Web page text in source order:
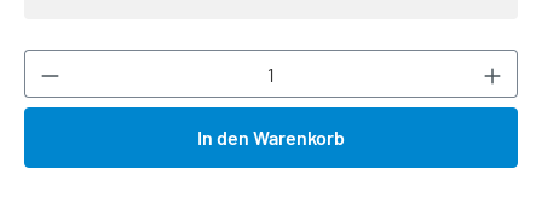
Produkt Anzahl: Gib den gewünschten
In den Warenkorb